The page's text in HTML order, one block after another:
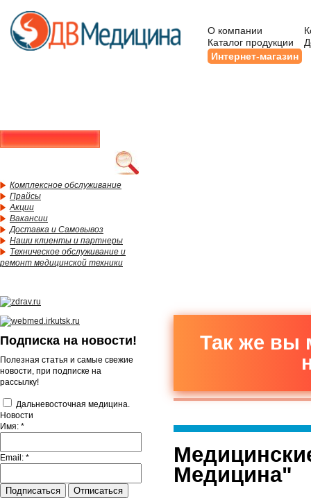
О компании
Каталог продукции
Интернет-магазин
Комплексное обслуживание
Прайсы
Акции
Вакансии
Доставка и Самовывоз
Наши клиенты и партнеры
Техническое обслуживание и
ремонт медицинской техники
Подписка на новости!
Полезная статья и самые свежие
новости, при подписке на
рассылку!
Дальневосточная медицина.
Новости
Имя: *
Email: *
Так же вы
Медицина"